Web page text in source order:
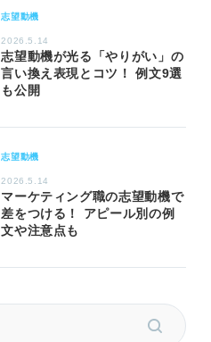
志望動機
2026.5.14
志望動機が光る「やりがい」の
言い換え表現とコツ！ 例文9選
も公開
志望動機
2026.5.14
マーケティング職の志望動機で
差をつける！ アピール別の例
文や注意点も